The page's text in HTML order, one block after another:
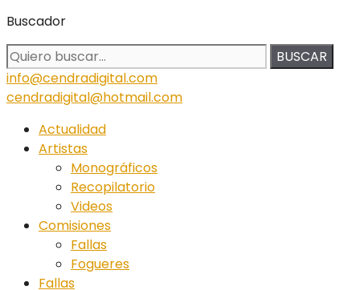
Buscador
BUSCAR
info@cendradigital.com
cendradigital@hotmail.com
Actualidad
Artistas
Monográficos
Recopilatorio
Videos
Comisiones
Fallas
Fogueres
Fallas